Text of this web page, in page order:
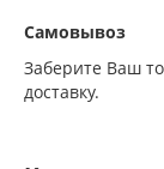
Самовывоз
Заберите Ваш
доставку.